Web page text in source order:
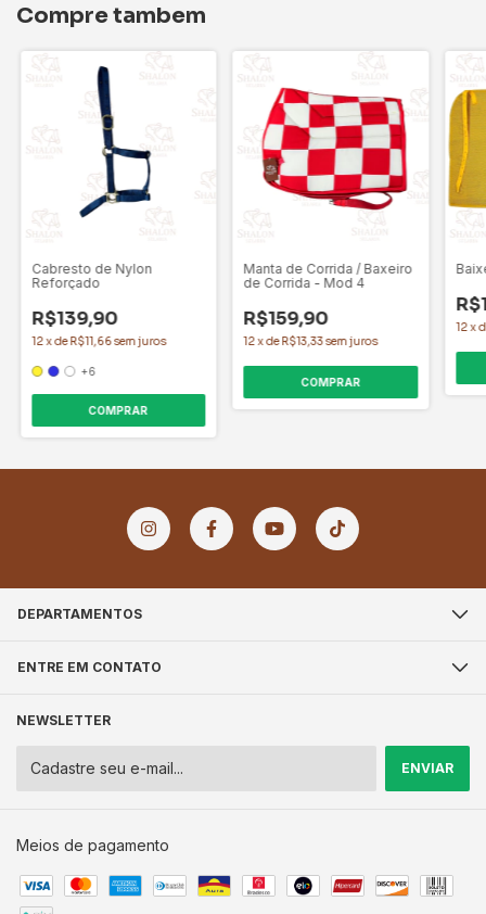
Compre tambem
Cabresto de Nylon
Reforçado
R$139,90
12xde R$11,66sem juros
+6
COMPRAR
Manta de Corrida / Baxeiro
de Corrida - Mod 4
R$159,90
12xde R$13,33sem juros
COMPRAR
12x
DEPARTAMENTOS
ENTRE EM CONTATO
NEWSLETTER
Meios de pagamento